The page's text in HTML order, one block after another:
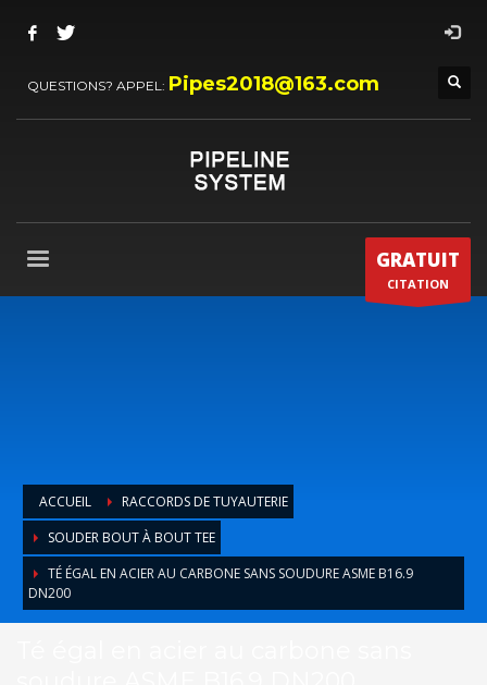
QUESTIONS? APPEL: Pipes2018@163.com
GRATUIT
CITATION
ACCUEIL
RACCORDS DE TUYAUTERIE
SOUDER BOUT À BOUT TEE
TÉ ÉGAL EN ACIER AU CARBONE SANS SOUDURE ASME B16.9
DN200